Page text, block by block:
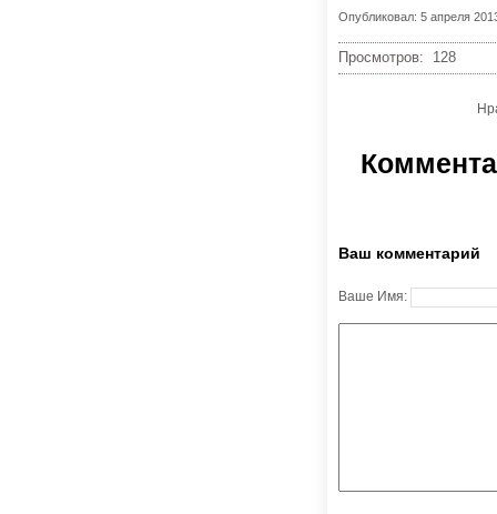
Опубликовал: 5 апреля
Просмотров: 128
Ваш комментарий
Ваше Имя: